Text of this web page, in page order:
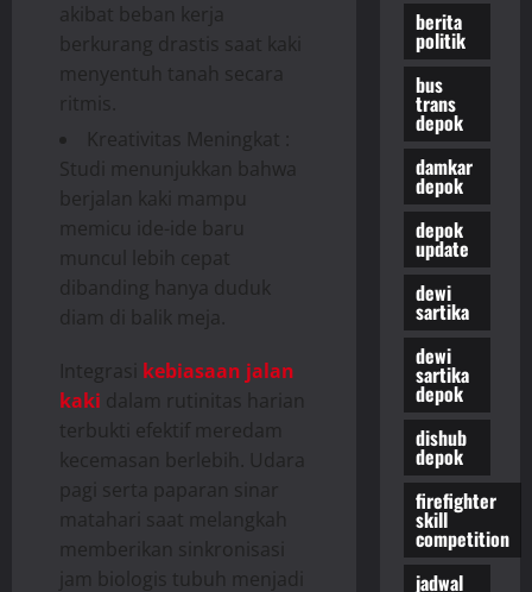
akibat beban kerja
berkurang drastis saat kaki
menyentuh tanah secara
ritmis.
Kreativitas Meningkat :
Studi menunjukkan bahwa
berjalan kaki mampu
memicu ide-ide baru
muncul lebih cepat
dibanding hanya duduk
diam di balik meja.
Integrasi kebiasaan jalan
kaki dalam rutinitas harian
terbukti efektif meredam
kecemasan berlebih. Udara
pagi serta paparan sinar
matahari saat melangkah
memberikan sinkronisasi
jam biologis tubuh menjadi
berita
politik
bus
trans
depok
damkar
depok
depok
update
dewi
sartika
dewi
sartika
depok
dishub
depok
firefighter
skill
competition
jadwal